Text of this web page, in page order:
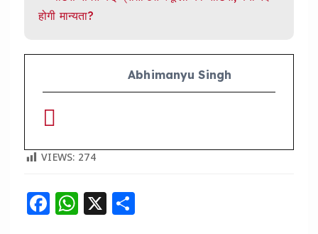
होगी मान्यता?
Abhimanyu Singh
VIEWS: 274
F
W X